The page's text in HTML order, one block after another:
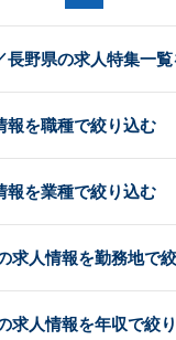
長野県の求人特集一覧
報を職種で絞り込む
報を業種で絞り込む
求人情報を勤務地で
求人情報を年収で絞